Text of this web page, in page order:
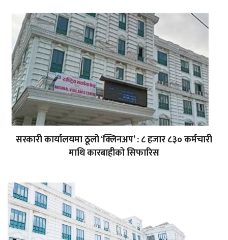
सरकारी कार्यालयमा ठूलो ‘क्लिनअप’ : ८ हजार ८३० कर्मचारी
माथि कारबाहीको सिफारिस